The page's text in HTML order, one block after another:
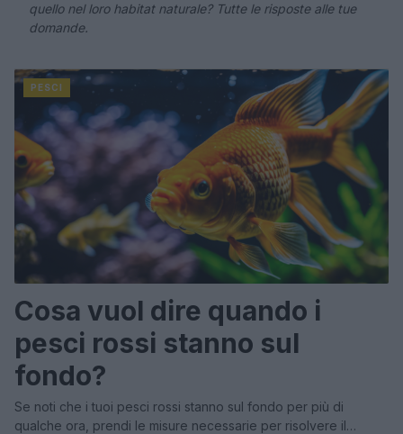
quello nel loro habitat naturale? Tutte le risposte alle tue
domande.
PESCI
Cosa vuol dire quando i
pesci rossi stanno sul
fondo?
Se noti che i tuoi pesci rossi stanno sul fondo per più di
qualche ora, prendi le misure necessarie per risolvere il…